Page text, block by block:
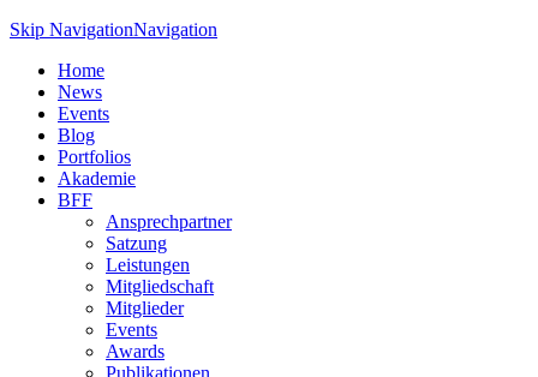
Skip NavigationNavigation
Home
News
Events
Blog
Portfolios
Akademie
BFF
Ansprechpartner
Satzung
Leistungen
Mitgliedschaft
Mitglieder
Events
Awards
Publikationen